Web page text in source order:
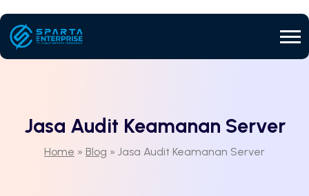
Jasa Audit Keamanan Server
Home » Blog » Jasa Audit Keamanan Server